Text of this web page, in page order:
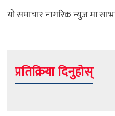
यो समाचार नागरिक न्युज मा
प्रतिक्रिया दिनुहोस्